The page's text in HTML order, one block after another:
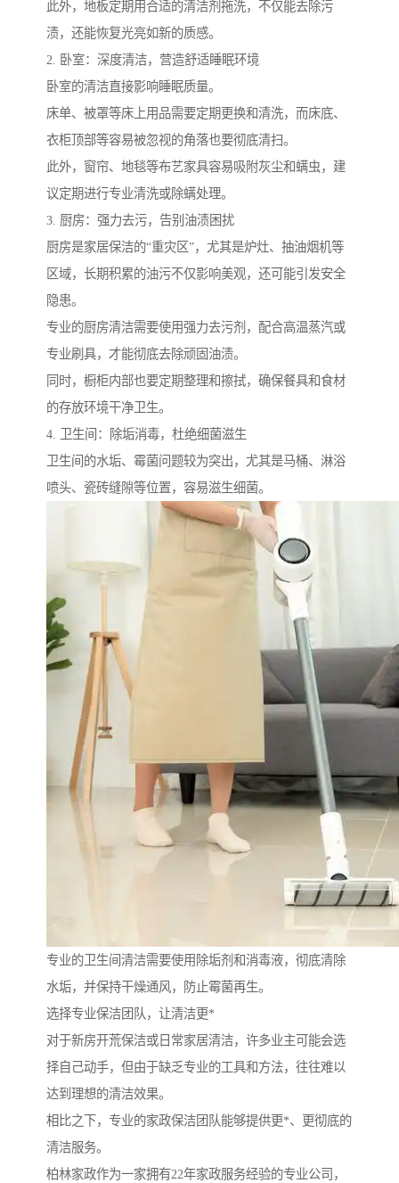
此外，地板定期用合适的清洁剂拖洗，不仅能去除污
渍，还能恢复光亮如新的质感。
2. 卧室：深度清洁，营造舒适睡眠环境
卧室的清洁直接影响睡眠质量。
床单、被罩等床上用品需要定期更换和清洗，而床底、
衣柜顶部等容易被忽视的角落也要彻底清扫。
此外，窗帘、地毯等布艺家具容易吸附灰尘和螨虫，建
议定期进行专业清洗或除螨处理。
3. 厨房：强力去污，告别油渍困扰
厨房是家居保洁的“重灾区”，尤其是炉灶、抽油烟机等
区域，长期积累的油污不仅影响美观，还可能引发安全
隐患。
专业的厨房清洁需要使用强力去污剂，配合高温蒸汽或
专业刷具，才能彻底去除顽固油渍。
同时，橱柜内部也要定期整理和擦拭，确保餐具和食材
的存放环境干净卫生。
4. 卫生间：除垢消毒，杜绝细菌滋生
卫生间的水垢、霉菌问题较为突出，尤其是马桶、淋浴
喷头、瓷砖缝隙等位置，容易滋生细菌。
专业的卫生间清洁需要使用除垢剂和消毒液，彻底清除
水垢，并保持干燥通风，防止霉菌再生。
选择专业保洁团队，让清洁更*
对于新房开荒保洁或日常家居清洁，许多业主可能会选
择自己动手，但由于缺乏专业的工具和方法，往往难以
达到理想的清洁效果。
相比之下，专业的家政保洁团队能够提供更*、更彻底的
清洁服务。
柏林家政作为一家拥有22年家政服务经验的专业公司，